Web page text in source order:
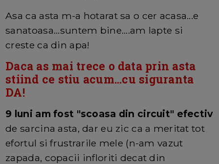
Asa ca asta m-a hotarat sa o cer acasa...e
sanatoasa...suntem bine....am lapte si
creste ca din apa!
Daca as mai trece o data prin asta
stiind ce stiu acum...cu siguranta
DA!
9 luni am fost "scoasa din circuit" efectiv
de sarcina asta, dar eu zic ca a meritat tot
efortul si frustrarile mele (n-am vazut
zapada, copacii infloriti decat din